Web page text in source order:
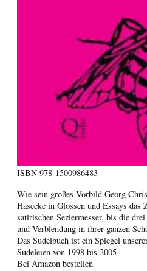
ISBN 978-1500986483
Wie sein großes Vorbild Georg
Hasecke in Glossen und Essays das
satirischen Seziermesser, bis die
und Verblendung in ihrer ganzen
Das Sudelbuch ist ein Spiegel
Sudeleien von 1998 bis 2005
Bei Amazon bestellen